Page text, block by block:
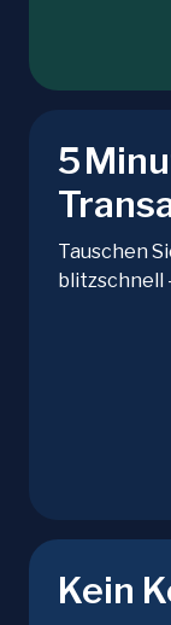
5
Tauschen
blitzschnell
Kein